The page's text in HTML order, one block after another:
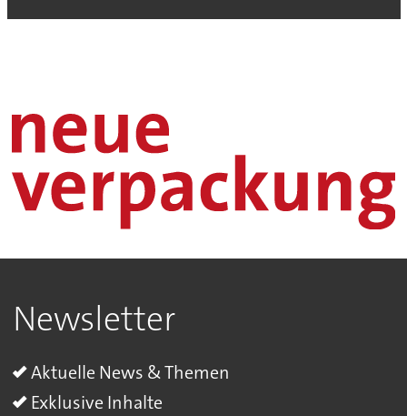
Newsletter
Aktuelle News & Themen
Exklusive Inhalte